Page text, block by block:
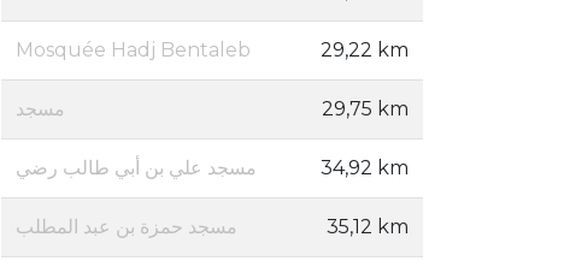
Mosquée Hadj Bentaleb 29,22 km
مسجد 29,75 km
مسجد علي بن أبي طالب رضي 34,92 km
مسجد حمزة بن عبد المطلب 35,12 km